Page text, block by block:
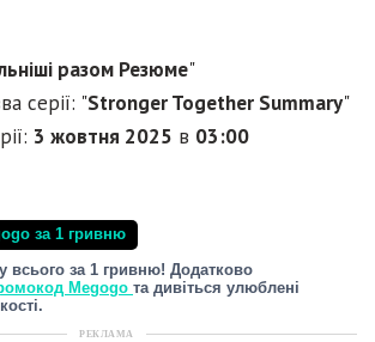
разом Резюме"
серії: "Stronger Together Summary"
3 жовтня 2025 в 03:00
за 1 гривню
всього за 1 гривню! Додатково
Megogo та дивіться улюблені
РЕКЛАМА